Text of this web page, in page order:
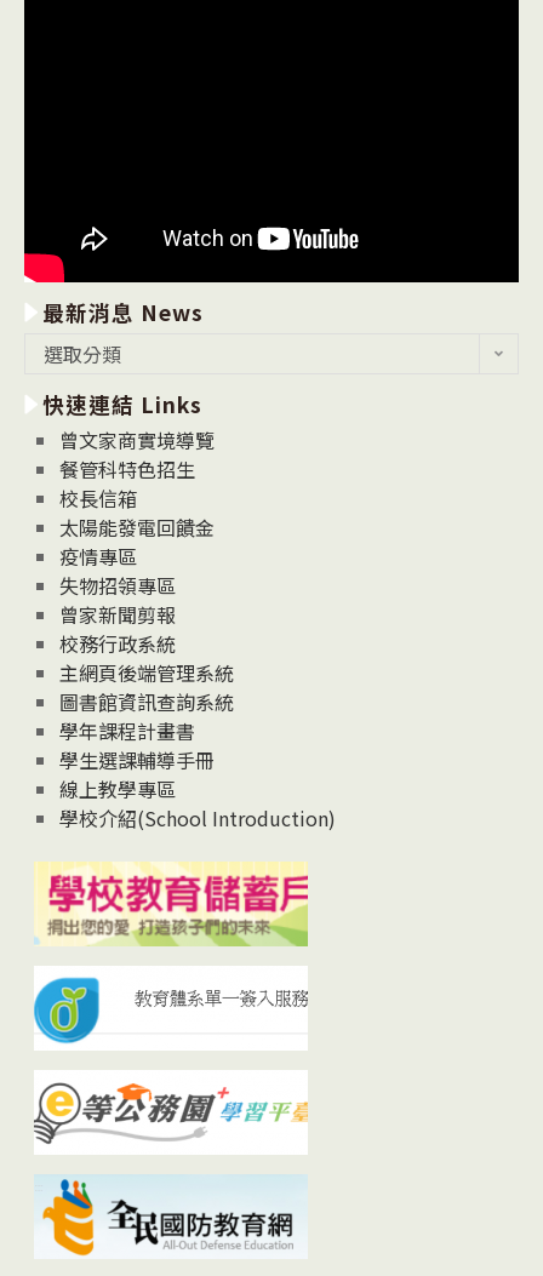
最新消息 News
消
息
News
選取分類
快速連結 Links
曾文家商實境導覽
餐管科特色招生
校長信箱
太陽能發電回饋金
疫情專區
失物招領專區
曾家新聞剪報
校務行政系統
主網頁後端管理系統
圖書館資訊查詢系統
學年課程計畫書
學生選課輔導手冊
線上教學專區
學校介紹(School Introduction)